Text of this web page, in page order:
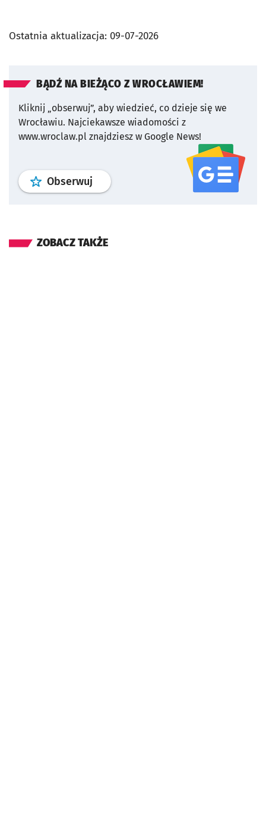
Ostatnia aktualizacja: 09-07-2026
BĄDŹ NA BIEŻĄCO Z WROCŁAWIEM!
Kliknij „obserwuj”, aby wiedzieć, co dzieje się we
Wrocławiu. Najciekawsze wiadomości z
www.wroclaw.pl znajdziesz w Google News!
Obserwuj profil serwisu
ZOBACZ TAKŻE